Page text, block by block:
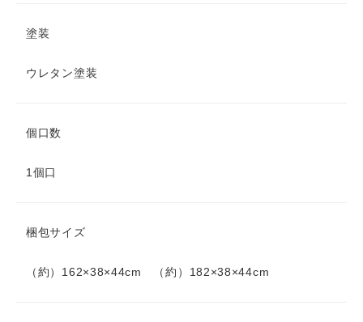
塗装
ウレタン塗装
個口数
1個口
梱包サイズ
（約）162×38×44cm （約）182×38×44cm